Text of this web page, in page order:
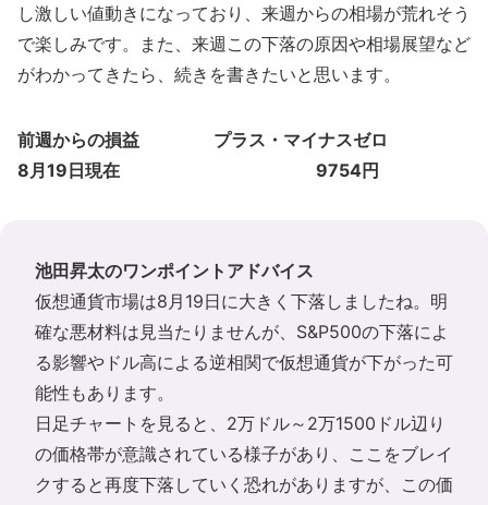
し激しい値動きになっており、来週からの相場が荒れそう
で楽しみです。また、来週この下落の原因や相場展望など
がわかってきたら、続きを書きたいと思います。
前週からの損益 プラス・マイナスゼロ
8月19日現在 9754円
池田昇太のワンポイントアドバイス
仮想通貨市場は8月19日に大きく下落しましたね。明
確な悪材料は見当たりませんが、S&P500の下落によ
る影響やドル高による逆相関で仮想通貨が下がった可
能性もあります。
日足チャートを見ると、2万ドル～2万1500ドル辺り
の価格帯が意識されている様子があり、ここをブレイ
クすると再度下落していく恐れがありますが、この価